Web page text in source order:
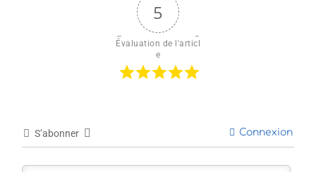
5
Évaluation de l'articl
e
S’abonner Connexion